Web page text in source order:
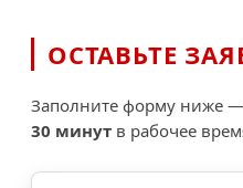
ОСТАВЬТЕ
Заполните форму ниже
30 минут в рабочее